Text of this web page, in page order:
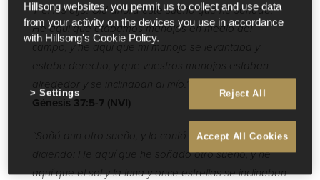
Y él les dijo: Oíd ahora este sueño que he soñado:
He aquí que atábamos manojos en medio del
campo, y he aquí que mi manojo se levantaba y
estaba derecho, y que vuestros manojos estaban
alrededor y se inclinaban al mío.”
Génesis 37:5-7 (NVI)
“ Soñó aun otro sueño, y lo contó a sus hermanos,
diciendo: He aquí que he soñado otro sueño, y he
aquí que el sol y la luna y once estrellas se inclinaban
Hillsong websites, you permit us to collect and use data
from your activity on the devices you use in accordance
with Hillsong's Cookie Policy.
Reject All
Accept All Cookies
Settings